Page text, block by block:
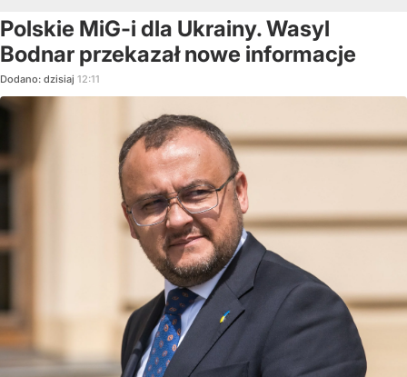
Polskie MiG-i dla Ukrainy. Wasyl
Bodnar przekazał nowe informacje
Dodano: dzisiaj 12:11